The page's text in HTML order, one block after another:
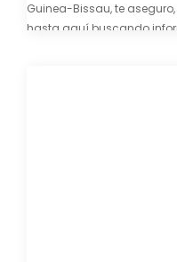
Guinea-Bissau, te
hasta aquí buscando